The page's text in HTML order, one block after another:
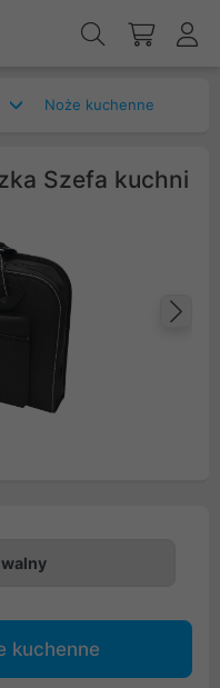
Noże kuchenne
Szefa kuchni
kuchenne